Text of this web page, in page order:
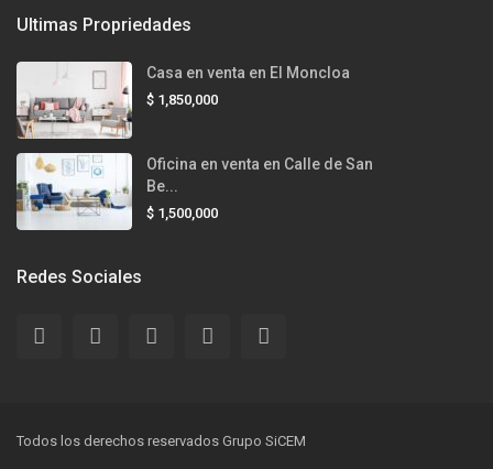
Ultimas Propriedades
Casa en venta en El Moncloa
$ 1,850,000
Oficina en venta en Calle de San
Be...
$ 1,500,000
Redes Sociales
Todos los derechos reservados Grupo SiCEM